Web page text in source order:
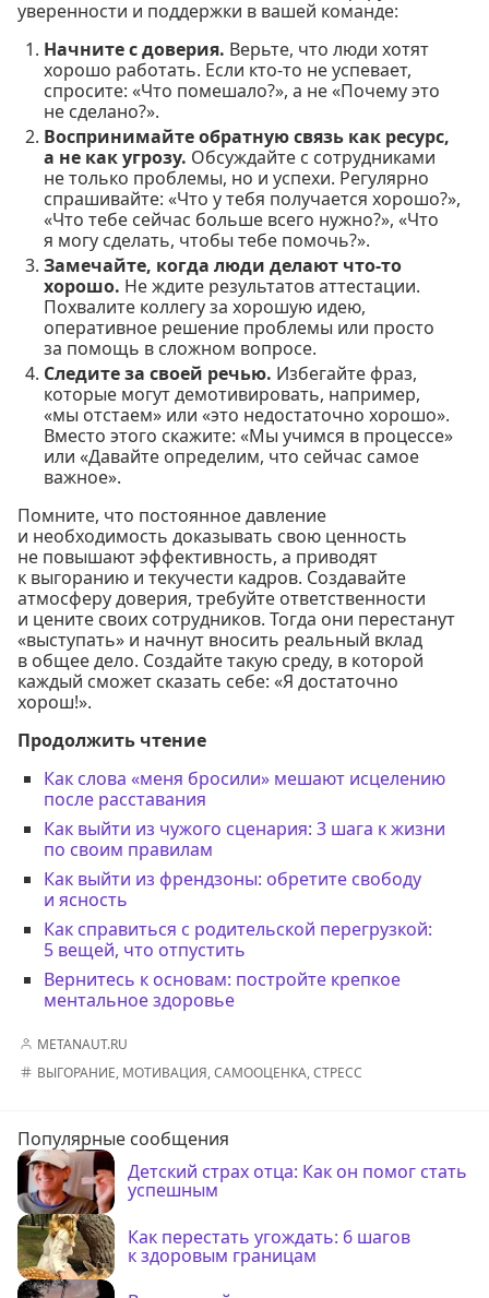
уверенности и поддержки в вашей команде:
Начните с доверия. Верьте, что люди хотят
хорошо работать. Если кто-то не успевает,
спросите: «Что помешало?», а не «Почему это
не сделано?».
Воспринимайте обратную связь как ресурс,
а не как угрозу. Обсуждайте с сотрудниками
не только проблемы, но и успехи. Регулярно
спрашивайте: «Что у тебя получается хорошо?»,
«Что тебе сейчас больше всего нужно?», «Что
я могу сделать, чтобы тебе помочь?».
Замечайте, когда люди делают что-то
хорошо. Не ждите результатов аттестации.
Похвалите коллегу за хорошую идею,
оперативное решение проблемы или просто
за помощь в сложном вопросе.
Следите за своей речью. Избегайте фраз,
которые могут демотивировать, например,
«мы отстаем» или «это недостаточно хорошо».
Вместо этого скажите: «Мы учимся в процессе»
или «Давайте определим, что сейчас самое
важное».
Помните, что постоянное давление
и необходимость доказывать свою ценность
не повышают эффективность, а приводят
к выгоранию и текучести кадров. Создавайте
атмосферу доверия, требуйте ответственности
и цените своих сотрудников. Тогда они перестанут
«выступать» и начнут вносить реальный вклад
в общее дело. Создайте такую среду, в которой
каждый сможет сказать себе: «Я достаточно
хорош!».
Продолжить чтение
Как слова «меня бросили» мешают исцелению
после расставания
Как выйти из чужого сценария: 3 шага к жизни
по своим правилам
Как выйти из френдзоны: обретите свободу
и ясность
Как справиться с родительской перегрузкой:
5 вещей, что отпустить
Вернитесь к основам: постройте крепкое
ментальное здоровье
METANAUT.RU
ВЫГОРАНИЕ, МОТИВАЦИЯ,САМООЦЕНКА,СТРЕСС
Популярные сообщения
Детский страх отца: Как он помог стать
успешным
Как перестать угождать: 6 шагов
к здоровым границам